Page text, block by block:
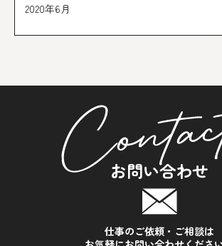
2020年6月
お問い合わせ
仕事のご依頼・ご相談は